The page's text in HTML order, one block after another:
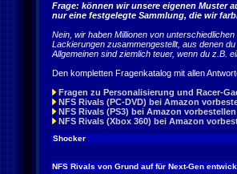
Frage: können wir unsere eigenen Muster
nur eine festgelegte Sammlung, die wir
Nein, wir haben Millionen von
Lackierungen zusammengestellt, aus denen
Allgemeinen sind ziemlich teuer, wenn du z.B.
Den kompletten Fragenkatalog mit allen
Fragen zu Personalisierung und Racer-
NFS Rivals (PC-DVD) bei Amazon
NFS Rivals (PS3) bei Amazon
NFS Rivals (Xbox 360) bei Amazon
Shocker
NFS Rivals von Grund auf für Next-Gen